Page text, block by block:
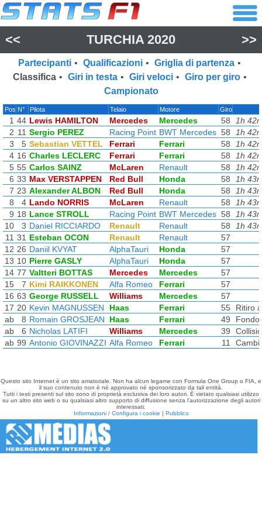
<< TURCHIA 2020 >>
Partecipanti • Qualificazioni • Griglia di partenza •
Classifica • Giri in testa • Giri veloci • Giro per giro •
Campionato
Pos N° Pilota Telaio Motore Giro
1 44 Lewis HAMILTON Mercedes Mercedes 58
1h
2 11 Sergio PEREZ Racing Point BWT Mercedes 58
1h
3
5 Sebastian VETTEL Ferrari Ferrari 58
1h
4 16 Charles LECLERC Ferrari Ferrari 58
1h
5 55 Carlos SAINZ McLaren Renault 58
1h
6 33 Max VERSTAPPEN Red Bull Honda 58
1h
7 23 Alexander ALBON Red Bull Honda 58
1h
8
4 Lando NORRIS McLaren Renault 58
1h
9 18 Lance STROLL Racing Point BWT Mercedes 58
1h
10
3 Daniel RICCIARDO Renault Renault 58
1h
11 31 Esteban OCON Renault Renault
57
12 26 Daniil KVYAT AlphaTauri Honda
57
13 10 Pierre GASLY AlphaTauri Honda
57
14 77 Valtteri BOTTAS Mercedes Mercedes
57
15
7 Kimi RAIKKONEN Alfa Romeo Ferrari
57
16 63 George RUSSELL Williams Mercedes
57
17 20 Kevin MAGNUSSEN Haas Ferrari 55
Ritiro
ab
8 Romain GROSJEAN Haas Ferrari 49
Fondo
ab
6 Nicholas LATIFI Williams Mercedes 39
ab 99 Antonio GIOVINAZZI Alfa Romeo Ferrari 11
Questo sito Internet è un sito amatoriale. Non ha alcun legame con Formula One Group o FIA, e
il suo contenuto non è né approvato né sponsorizzato da tali entità.
Tutti i testi presenti sul sito sono di proprietà esclusiva dei loro autori. È vietato qualsiasi utilizzo
su un altro sito web o su qualsiasi altro supporto di diffusione senza l'autorizzazione degli autori
interessati.
Informazioni / Configura i cookie | Pubblico